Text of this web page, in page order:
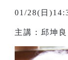
01/28(日
主講：邱坤